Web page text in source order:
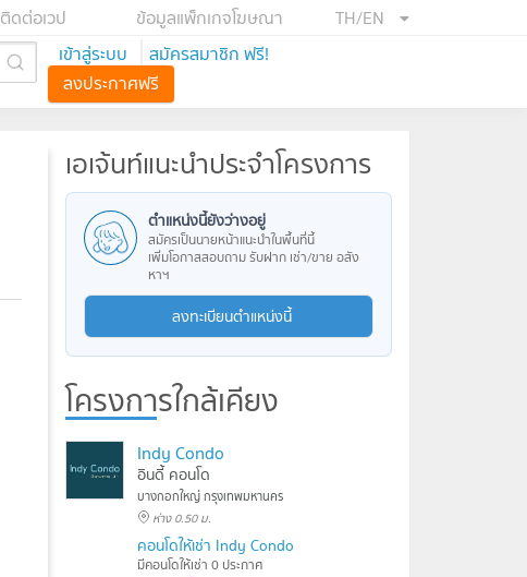
TH/EN
ข้อมูลแพ็กเกจโฆษณา
ติดต่อเวป
เข้าสู่ระบบ
สมัครสมาชิก ฟรี!
ลงประกาศฟรี
เอเจ้นท์แนะนำประจำโครงการ
ตำแหน่งนี้ยังว่างอยู่
สมัครเป็นนายหน้าแนะนำในพื้นที่นี้
เพิ่มโอกาสสอบถาม รับฝาก เช่า/ขาย อสัง
หาฯ
ลงทะเบียนตำแหน่งนี้
โครงการใกล้เคียง
Indy Condo
อินดี้ คอนโด
บางกอกใหญ่ กรุงเทพมหานคร
ห่าง 0.50 ม.
คอนโดให้เช่า Indy Condo
มีคอนโดให้เช่า 0 ประกาศ